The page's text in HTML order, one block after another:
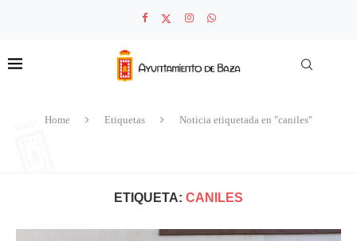
Home Etiquetas Noticia etiquetada en "caniles"
ETIQUETA: CANILES